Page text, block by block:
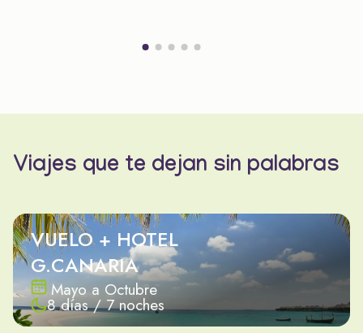
Viajes que te dejan sin palabras
VUELO + HOTEL
G.CANARIA
Mayo a Octubre
8 días / 7 noches